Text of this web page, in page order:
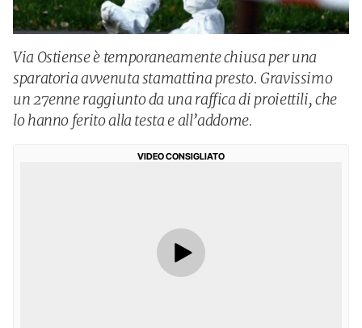
Via Ostiense è temporaneamente chiusa per una
sparatoria avvenuta stamattina presto. Gravissimo
un 27enne raggiunto da una raffica di proiettili, che
lo hanno ferito alla testa e all’addome.
VIDEO CONSIGLIATO